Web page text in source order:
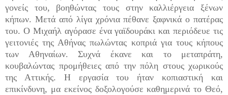
γονείς του, βοηθώντας τους στην καλλιέργεια ξένων
κήπων. Μετά από λίγα χρόνια πέθανε ξαφνικά ο πατέρας
του. Ο Μιχαήλ αγόρασε ένα γαϊδουράκι και περιόδευε τις
γειτονιές της Αθήνας πωλώντας κοπριά για τους κήπους
των Αθηναίων. Συχνά έκανε και το μεταπράτη,
κουβαλώντας προμήθειες από την πόλη στους χωρικούς
της Αττικής. Η εργασία του ήταν κοπιαστική και
επικίνδυνη, μα εκείνος δοξολογούσε καθημερινά το Θεό,